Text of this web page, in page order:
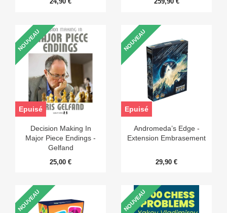
Decision Making In
Major Piece Endings -
Gelfand
25,00 €
NOUVEAU
Epuisé
Andromeda’s Edge -
Extension Embrasement
29,90 €
NOUVEAU
Epuisé
NOUVEAU NOUVEAU